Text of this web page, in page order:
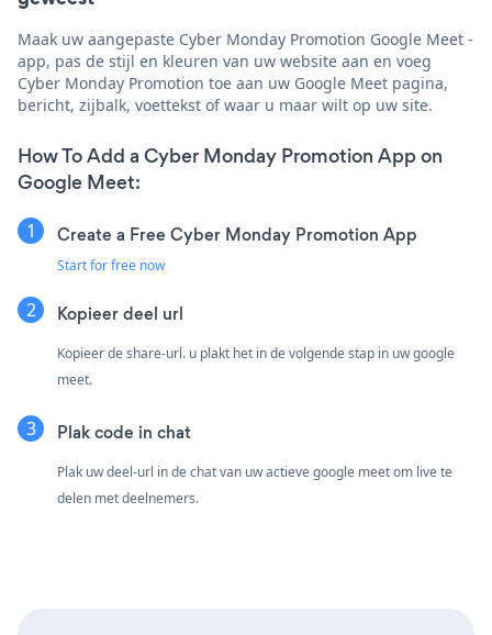
Maak uw aangepaste Cyber Monday Promotion Google Meet -
app, pas de stijl en kleuren van uw website aan en voeg
Cyber Monday Promotion toe aan uw Google Meet pagina,
bericht, zijbalk, voettekst of waar u maar wilt op uw site.
How To Add a Cyber Monday Promotion App on
Google Meet:
Create a Free Cyber Monday Promotion App
Start for free now
Kopieer deel url
Kopieer de share-url. u plakt het in de volgende stap in uw google
meet.
Plak code in chat
Plak uw deel-url in de chat van uw actieve google meet om live te
delen met deelnemers.